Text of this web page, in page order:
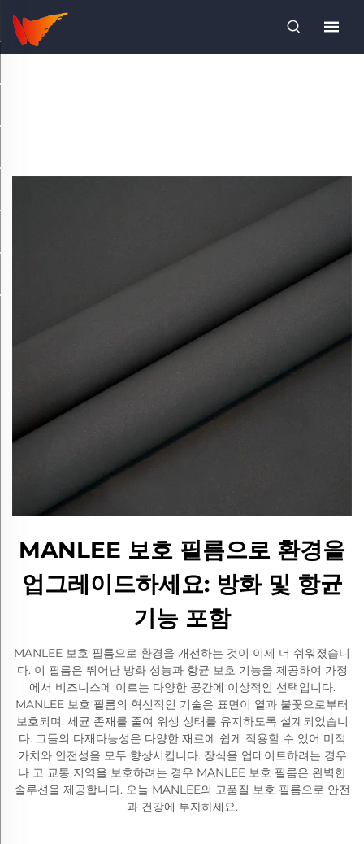
MANLEE 보호 필름으로 환경을
업그레이드하세요: 방화 및 항균
기능 포함
MANLEE 보호 필름으로 환경을 개선하는 것이 이제 더 쉬워졌습니
다. 이 필름은 뛰어난 방화 성능과 항균 보호 기능을 제공하여 가정
에서 비즈니스에 이르는 다양한 공간에 이상적인 선택입니다.
MANLEE 보호 필름의 혁신적인 기술은 표면이 열과 불꽃으로부터
보호되며, 세균 존재를 줄여 위생 상태를 유지하도록 설계되었습니
다. 그들의 다재다능성은 다양한 재료에 쉽게 적용할 수 있어 미적
가치와 안전성을 모두 향상시킵니다. 장식을 업데이트하려는 경우
나 고 교통 지역을 보호하려는 경우 MANLEE 보호 필름은 완벽한
솔루션을 제공합니다. 오늘 MANLEE의 고품질 보호 필름으로 안전
과 건강에 투자하세요.